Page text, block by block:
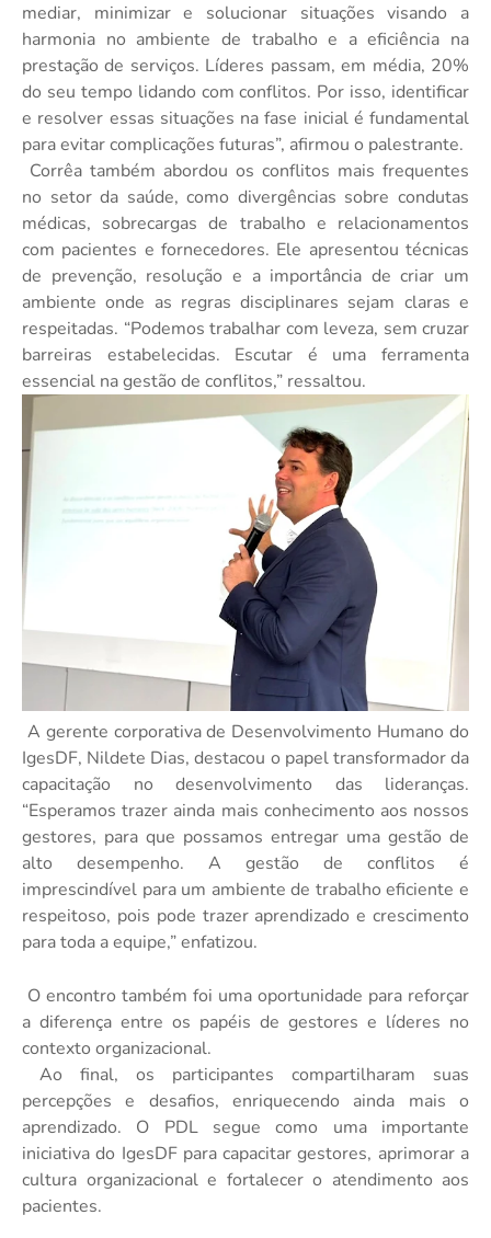
mediar, minimizar e solucionar situações visando a
harmonia no ambiente de trabalho e a eficiência na
prestação de serviços. Líderes passam, em média, 20%
do seu tempo lidando com conflitos. Por isso, identificar
e resolver essas situações na fase inicial é fundamental
para evitar complicações futuras”, afirmou o palestrante.
Corrêa também abordou os conflitos mais frequentes
no setor da saúde, como divergências sobre condutas
médicas, sobrecargas de trabalho e relacionamentos
com pacientes e fornecedores. Ele apresentou técnicas
de prevenção, resolução e a importância de criar um
ambiente onde as regras disciplinares sejam claras e
respeitadas. “Podemos trabalhar com leveza, sem cruzar
barreiras estabelecidas. Escutar é uma ferramenta
essencial na gestão de conflitos,” ressaltou.
A gerente corporativa de Desenvolvimento Humano do
IgesDF, Nildete Dias, destacou o papel transformador da
capacitação no desenvolvimento das lideranças.
“Esperamos trazer ainda mais conhecimento aos nossos
gestores, para que possamos entregar uma gestão de
alto desempenho. A gestão de conflitos é
imprescindível para um ambiente de trabalho eficiente e
respeitoso, pois pode trazer aprendizado e crescimento
para toda a equipe,” enfatizou.
O encontro também foi uma oportunidade para reforçar
a diferença entre os papéis de gestores e líderes no
contexto organizacional.
Ao final, os participantes compartilharam suas
percepções e desafios, enriquecendo ainda mais o
aprendizado. O PDL segue como uma importante
iniciativa do IgesDF para capacitar gestores, aprimorar a
cultura organizacional e fortalecer o atendimento aos
pacientes.